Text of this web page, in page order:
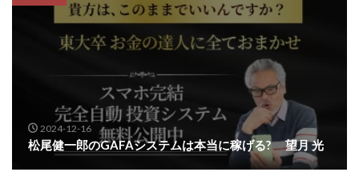
2024-12-16
松尾健一郎のGAFAシステムは本当に稼げる? 望月 光